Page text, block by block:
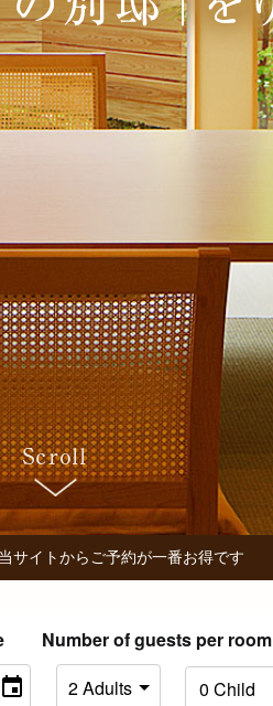
当サイトからご予約が一番お得です
Number of guests per room